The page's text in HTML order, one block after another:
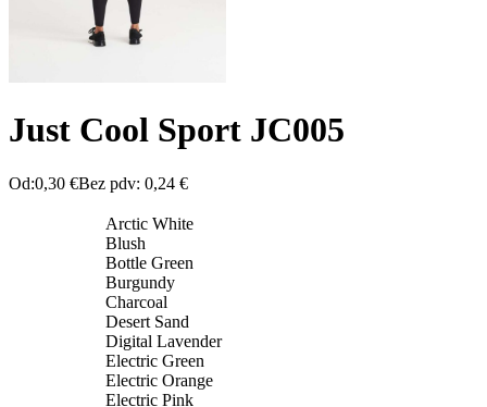
Just Cool Sport JC005
Od:0,30 €Bez pdv: 0,24 €
Arctic White
Blush
Bottle Green
Burgundy
Charcoal
Desert Sand
Digital Lavender
Electric Green
Electric Orange
Electric Pink